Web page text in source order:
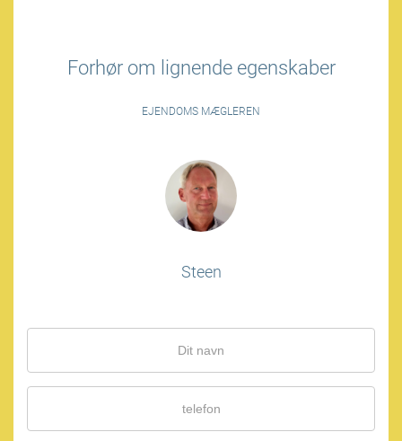
Forhør om lignende egenskaber
EJENDOMS MÆGLEREN
Steen